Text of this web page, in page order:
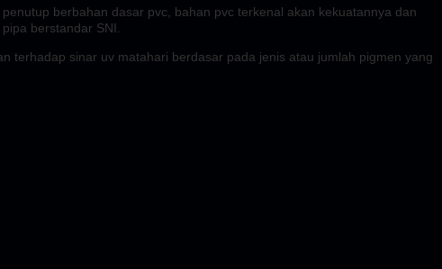
berbahan dasar pvc, bahan pvc terkenal akan kekuatannya dan
berstandar SNI.
terhadap sinar uv matahari berdasar pada jenis atau jumlah pigmen yang